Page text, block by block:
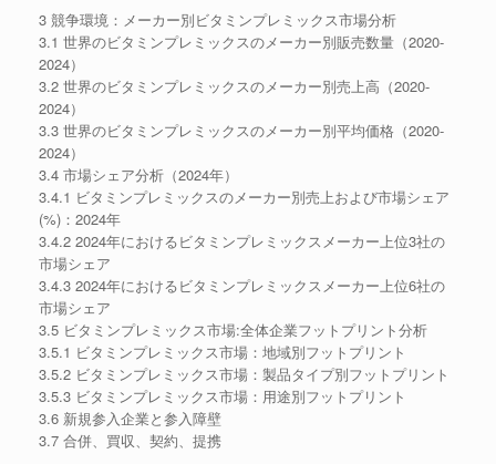
3 競争環境：メーカー別ビタミンプレミックス市場分析
3.1 世界のビタミンプレミックスのメーカー別販売数量（2020-
2024）
3.2 世界のビタミンプレミックスのメーカー別売上高（2020-
2024）
3.3 世界のビタミンプレミックスのメーカー別平均価格（2020-
2024）
3.4 市場シェア分析（2024年）
3.4.1 ビタミンプレミックスのメーカー別売上および市場シェア
(%)：2024年
3.4.2 2024年におけるビタミンプレミックスメーカー上位3社の
市場シェア
3.4.3 2024年におけるビタミンプレミックスメーカー上位6社の
市場シェア
3.5 ビタミンプレミックス市場:全体企業フットプリント分析
3.5.1 ビタミンプレミックス市場：地域別フットプリント
3.5.2 ビタミンプレミックス市場：製品タイプ別フットプリント
3.5.3 ビタミンプレミックス市場：用途別フットプリント
3.6 新規参入企業と参入障壁
3.7 合併、買収、契約、提携